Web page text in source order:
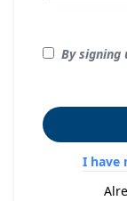
By signing
I have